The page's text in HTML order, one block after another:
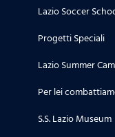
Lazio Soccer
Progetti Speciali
Lazio Summer
Per lei
S.S. Lazio Museum